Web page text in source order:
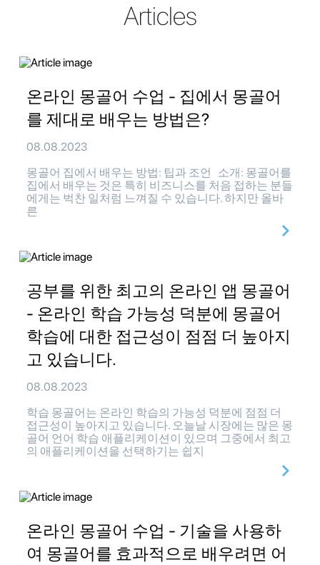
Articles
온라인 몽골어 수업 - 집에서 몽골어
를 제대로 배우는 방법은?
08.08.2023
몽골어 집에서 배우는 방법: 팁과 조언 소개: 몽골어를
집에서 배우는 것은 특히 비즈니스를 처음 접하는 분들
에게는 벅찬 일처럼 느껴질 수 있습니다. 하지만 올바
른
공부를 위한 최고의 온라인 앱 몽골어
- 온라인 학습 가능성 덕분에 몽골어
학습에 대한 접근성이 점점 더 높아지
고 있습니다.
08.08.2023
학습 몽골어는 온라인 학습의 가능성 덕분에 점점 더
접근성이 높아지고 있습니다. 오늘날 시장에는 많은 몽
골어 언어 학습 애플리케이션이 있으며 그중에서 최고
의 애플리케이션을 선택하기는 쉽지
온라인 몽골어 수업 - 기술을 사용하
여 몽골어를 효과적으로 배우려면 어